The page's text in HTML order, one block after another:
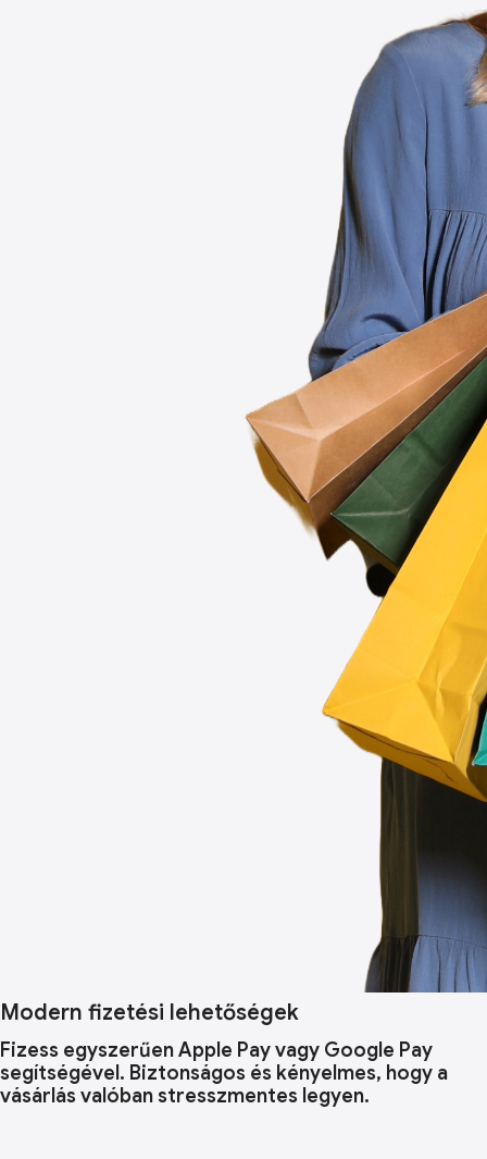
Modern fizetési lehetőségek
Fizess egyszerűen Apple Pay vagy Google Pay
segítségével. Biztonságos és kényelmes, hogy a
vásárlás valóban stresszmentes legyen.